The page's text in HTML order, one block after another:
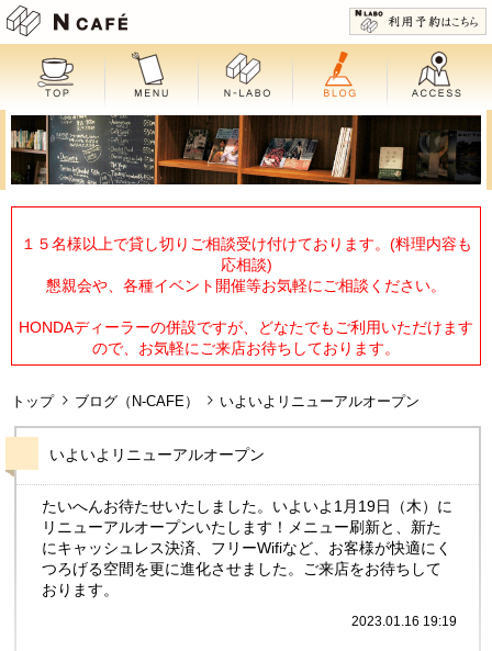
１５名様以上で貸し切りご相談受け付けております。(料理内容も
応相談)
懇親会や、各種イベント開催等お気軽にご相談ください。
HONDAディーラーの併設ですが、どなたでもご利用いただけます
ので、お気軽にご来店お待ちしております。
トップ ブログ（N-CAFE） いよいよリニューアルオープン
いよいよリニューアルオープン
たいへんお待たせいたしました。いよいよ1月19日（木）に
リニューアルオープンいたします！メニュー刷新と、新た
にキャッシュレス決済、フリーWifiなど、お客様が快適にく
つろげる空間を更に進化させました。ご来店をお待ちして
おります。
2023.01.16 19:19